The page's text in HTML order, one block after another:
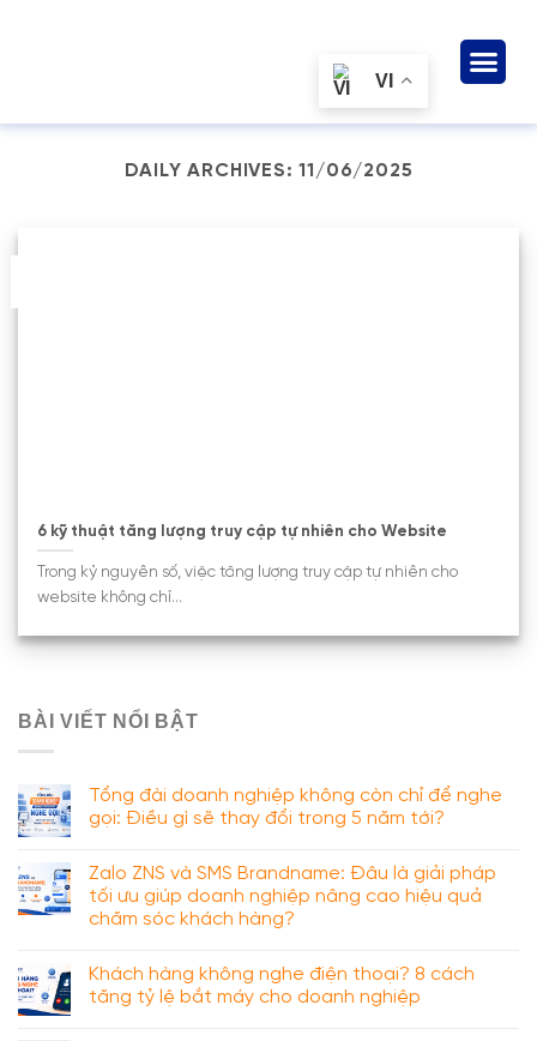
VI
DAILY ARCHIVES:11/06/2025
6 kỹ thuật tăng lượng truy cập tự nhiên cho Website
Trong kỷ nguyên số, việc tăng lượng truy cập tự nhiên cho
website không chỉ...
BÀI VIẾT NỔI BẬT
Tổng đài doanh nghiệp không còn chỉ để nghe
gọi: Điều gì sẽ thay đổi trong 5 năm tới?
Zalo ZNS và SMS Brandname: Đâu là giải pháp
tối ưu giúp doanh nghiệp nâng cao hiệu quả
chăm sóc khách hàng?
Khách hàng không nghe điện thoại? 8 cách
tăng tỷ lệ bắt máy cho doanh nghiệp